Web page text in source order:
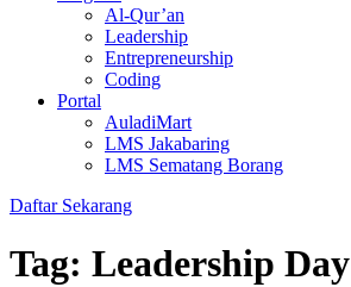
Al-Qur’an
Leadership
Entrepreneurship
Coding
Portal
AuladiMart
LMS Jakabaring
LMS Sematang Borang
Daftar Sekarang
Tag: Leadership Day